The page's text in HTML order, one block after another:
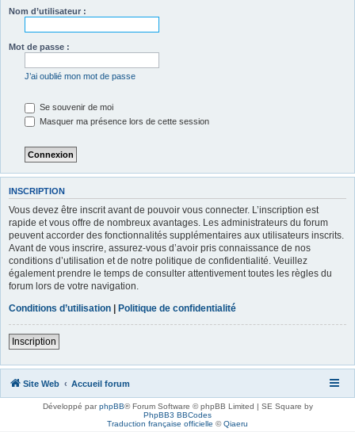
Nom d’utilisateur :
Mot de passe :
J’ai oublié mon mot de passe
Se souvenir de moi
Masquer ma présence lors de cette session
INSCRIPTION
Vous devez être inscrit avant de pouvoir vous connecter. L’inscription est
rapide et vous offre de nombreux avantages. Les administrateurs du forum
peuvent accorder des fonctionnalités supplémentaires aux utilisateurs inscrits.
Avant de vous inscrire, assurez-vous d’avoir pris connaissance de nos
conditions d’utilisation et de notre politique de confidentialité. Veuillez
également prendre le temps de consulter attentivement toutes les règles du
forum lors de votre navigation.
Conditions d’utilisation | Politique de confidentialité
Inscription
Site Web Accueil forum
Développé parphpBB® Forum Software © phpBB Limited | SE Square by
PhpBB3 BBCodes
Traduction française officielle ©Qiaeru